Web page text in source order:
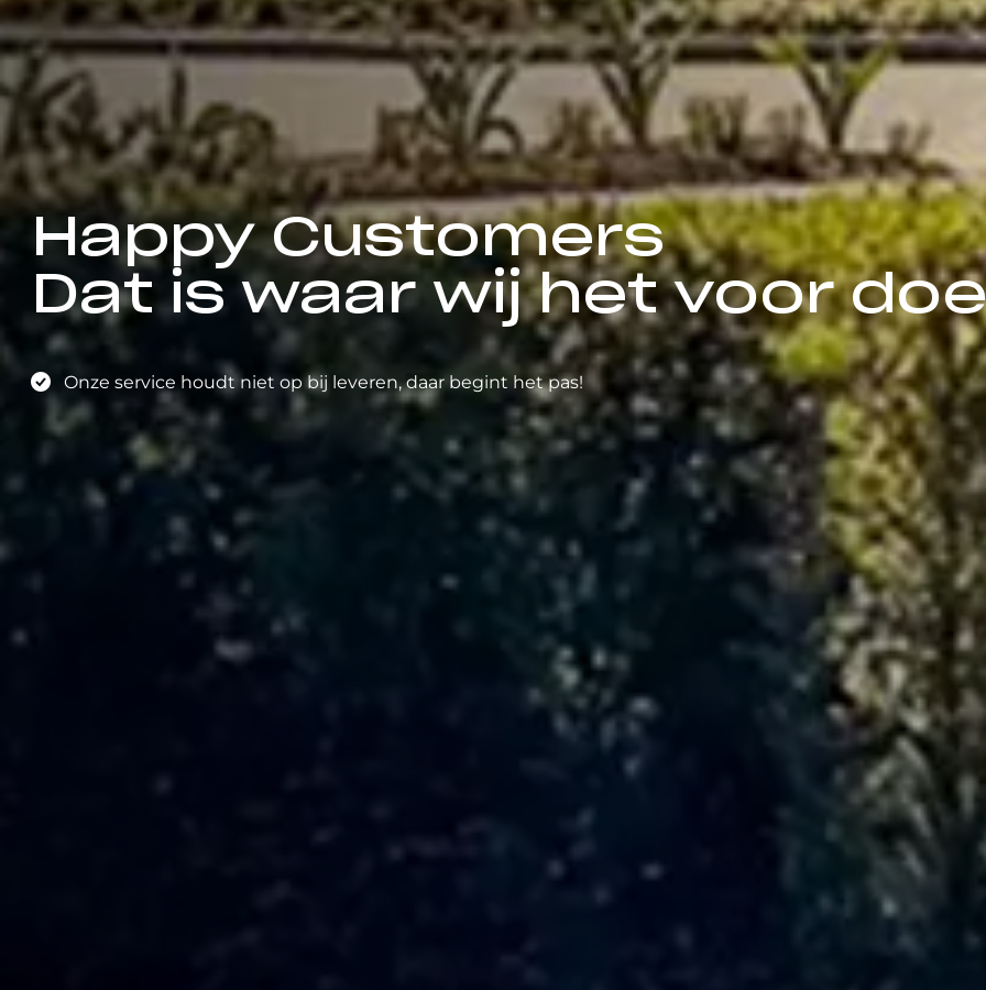
Happy Customers
Dat is waar wij het voor
Onze service houdt niet op bij leveren, daar begint het pas!